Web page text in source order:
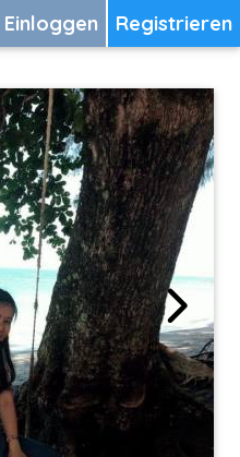
Registrieren
Einloggen